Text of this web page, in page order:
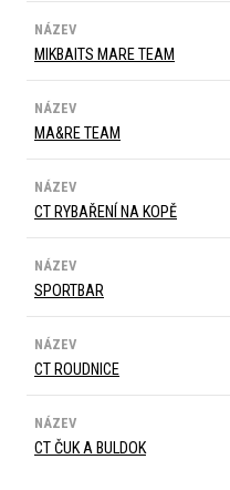
NÁZEV
MIKBAITS MARE TEAM
NÁZEV
MA&RE TEAM
NÁZEV
CT RYBAŘENÍ NA KOPĚ
NÁZEV
SPORTBAR
NÁZEV
CT ROUDNICE
NÁZEV
CT ČUK A BULDOK